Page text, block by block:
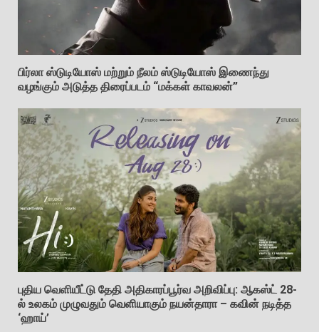
பிர்லா ஸ்டுடியோஸ் மற்றும் நீலம் ஸ்டுடியோஸ் இணைந்து
வழங்கும் அடுத்த திரைப்படம் “மக்கள் காவலன்”
புதிய வெளியீட்டு தேதி அதிகாரப்பூர்வ அறிவிப்பு: ஆகஸ்ட் 28-
ல் உலகம் முழுவதும் வெளியாகும் நயன்தாரா – கவின் நடித்த
‘ஹாய்’